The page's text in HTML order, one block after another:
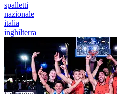
spalletti
nazionale
italia
inghilterra